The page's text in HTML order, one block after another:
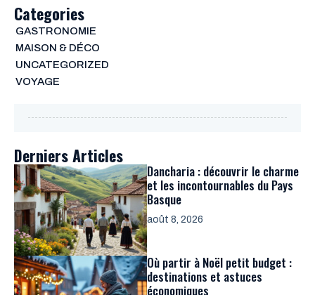
Categories
GASTRONOMIE
MAISON & DÉCO
UNCATEGORIZED
VOYAGE
Derniers Articles
Dancharia : découvrir le charme
et les incontournables du Pays
Basque
août 8, 2026
Où partir à Noël petit budget :
destinations et astuces
économiques